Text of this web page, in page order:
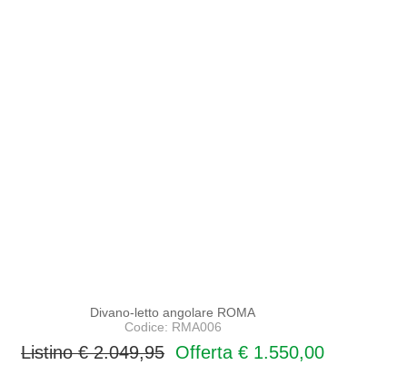
Divano-letto angolare ROMA
Codice: RMA006
Listino € 2.049,95 Offerta € 1.550,00